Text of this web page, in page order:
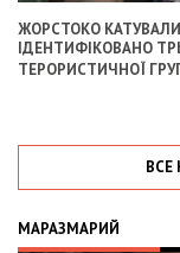
ЖОРСТОКО КАТУВАЛИ
ІДЕНТИФІКОВАНО
ТЕРОРИСТИЧНОЇ
ВСЕ
МАРАЗМАРИЙ